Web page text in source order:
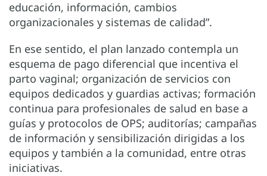
educación, información, cambios
organizacionales y sistemas de calidad”.
En ese sentido, el plan lanzado contempla un
esquema de pago diferencial que incentiva el
parto vaginal; organización de servicios con
equipos dedicados y guardias activas; formación
continua para profesionales de salud en base a
guías y protocolos de OPS; auditorías; campañas
de información y sensibilización dirigidas a los
equipos y también a la comunidad, entre otras
iniciativas.